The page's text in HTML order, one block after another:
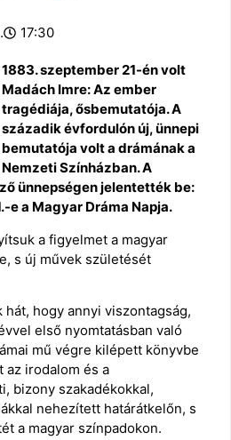
17:30
1883. szeptember 21-én volt
Madách Imre: Az ember
tragédiája, ősbemutatója. A
századik évfordulón új, ünnepi
bemutatója volt a drámának a
Nemzeti Színházban. A
ünnepségen jelentették be:
e a Magyar Dráma Napja.
a figyelmet a magyar
s új művek születését
hogy annyi viszontagság,
első nyomtatásban való
mű végre kilépett könyvbe
az irodalom és a
bizony szakadékokkal,
nehezített határátkelőn, s
a magyar színpadokon.